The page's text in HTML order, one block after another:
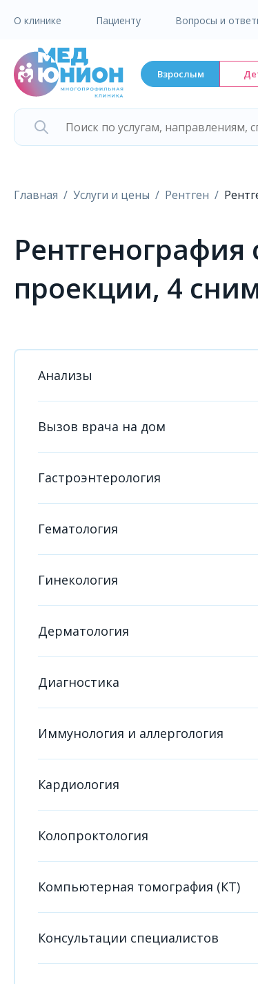
О клинике Пациенту Вопросы и
Взрослым
Главная Услуги и цены Рентген
проекции, 4
Анализы
Вызов врача на дом
Гастроэнтерология
Гематология
Гинекология
Дерматология
Диагностика
Иммунология и аллергология
Кардиология
Колопроктология
Компьютерная томография (КТ)
Консультации специалистов